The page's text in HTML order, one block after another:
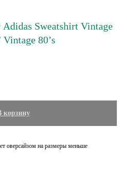
Sweatshirt Vintage
80’s
корзину
оверсайзом на размеры меньше